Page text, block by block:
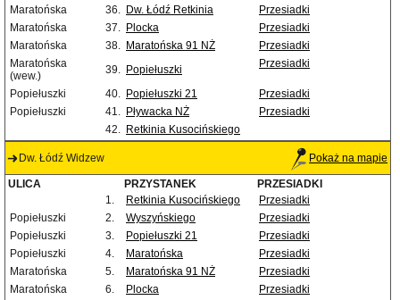
Maratońska
36. Dw. Łódź Retkinia
Przesiadki
Maratońska
37. Plocka
Przesiadki
Maratońska
38. Maratońska 91 NŻ
Przesiadki
Maratońska
(wew.)
39. Popiełuszki Przesiadki
Popiełuszki 40. Popiełuszki 21
Przesiadki
Popiełuszki
41. Pływacka NŻ
Przesiadki
42. Retkinia Kusocińskiego
Dw. Łódź Widzew Pokaż na mapie
ULICA PRZYSTANEK
PRZESIADKI
1.
Retkinia Kusocińskiego
Przesiadki
Popiełuszki
2. Wyszyńskiego
Przesiadki
Popiełuszki
3. Popiełuszki 21
Przesiadki
Popiełuszki
4. Maratońska
Przesiadki
Maratońska
5. Maratońska 91 NŻ
Przesiadki
Maratońska
6. Plocka
Przesiadki